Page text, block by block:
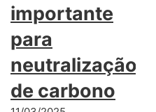
importante
para
neutralização
de carbono